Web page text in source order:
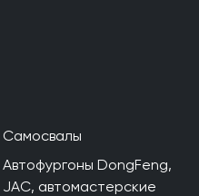
Самосвалы
Автофургоны DongFeng,
JAC, автомастерские